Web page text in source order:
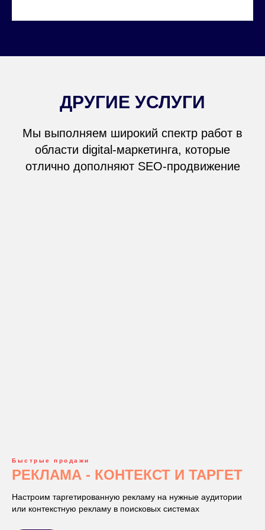
ДРУГИЕ УСЛУГИ
Мы выполняем широкий спектр работ в
области digital-маркетинга, которые
отлично дополняют SEO-продвижение
Быстрые продажи
РЕКЛАМА - КОНТЕКСТ И ТАРГЕТ
Настроим таргетированную рекламу на нужные аудитории
или контекстную рекламу в поисковых системах